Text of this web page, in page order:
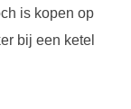
is kopen op
bij een ketel